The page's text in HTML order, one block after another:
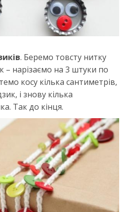
. Беремо товсту нитку
– нарізаємо на 3 штуки по
косу кілька сантиметрів,
і знову кілька
Так до кінця.